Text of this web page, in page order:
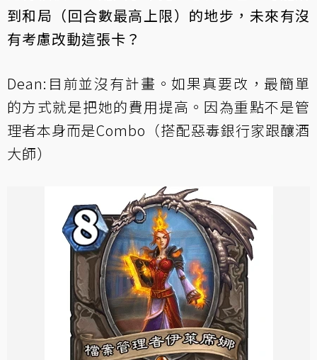
到和局（回合數最高上限）的地步，未來有沒
有考慮改動這張卡？
Dean:目前並沒有計畫。如果真要改，最簡單
的方式就是把她的費用提高。因為重點不是管
理者本身而是Combo（搭配惡毒銀行家跟釀酒
大師）